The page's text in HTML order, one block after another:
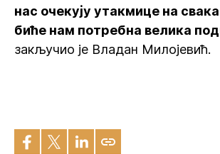
нас очекују утакмице на
биће нам потребна велика
закључио је Владан Милојевић.